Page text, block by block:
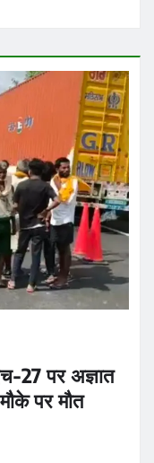
27 पर अज्ञात
पर मौत